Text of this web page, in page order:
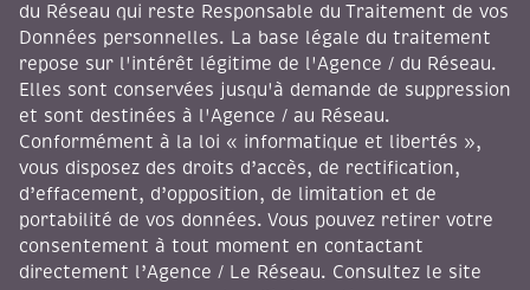
du Réseau qui reste Responsable du Traitement de vos
Données personnelles. La base légale du traitement
repose sur l'intérêt légitime de l'Agence / du Réseau.
Elles sont conservées jusqu'à demande de suppression
et sont destinées à l'Agence / au Réseau.
Conformément à la loi « informatique et libertés »,
vous disposez des droits d’accès, de rectification,
d’effacement, d’opposition, de limitation et de
portabilité de vos données. Vous pouvez retirer votre
consentement à tout moment en contactant
directement l’Agence / Le Réseau. Consultez le site